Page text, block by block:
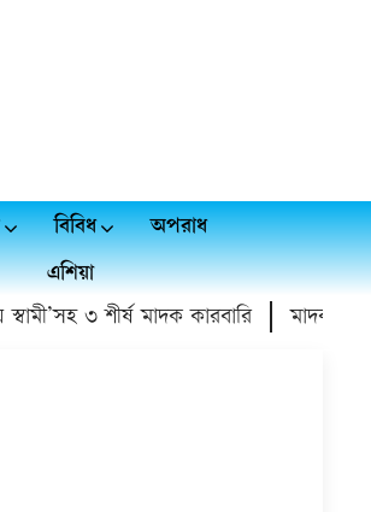
বিবিধ
অপরাধ
এশিয়া
৩ শীর্ষ মাদক কারবারি মাদক